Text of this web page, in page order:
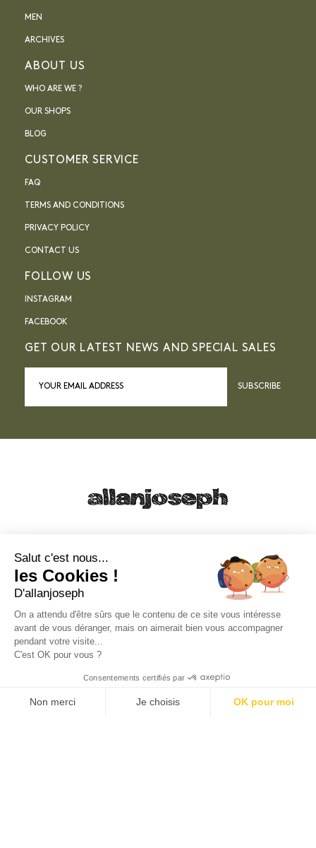
MEN
ARCHIVES
ABOUT US
WHO ARE WE ?
OUR SHOPS
BLOG
CUSTOMER SERVICE
FAQ
TERMS AND CONDITIONS
PRIVACY POLICY
CONTACT US
FOLLOW US
INSTAGRAM
FACEBOOK
GET OUR LATEST NEWS AND SPECIAL SALES
SUBSCRIBE
49, RUE FRANCIS DAVSO - 13001 MARSEILLE
eshop@allanjoseph.com
Salut c'est nous...
les Cookies !
D'allanjoseph
On a attendu d'être sûrs que le contenu de ce site vous intéresse
avant de vous déranger, mais on aimerait bien vous accompagner
pendant votre visite...
C'est OK pour vous ?
Consentements certifiés par
Non merci Je choisis OK pour moi